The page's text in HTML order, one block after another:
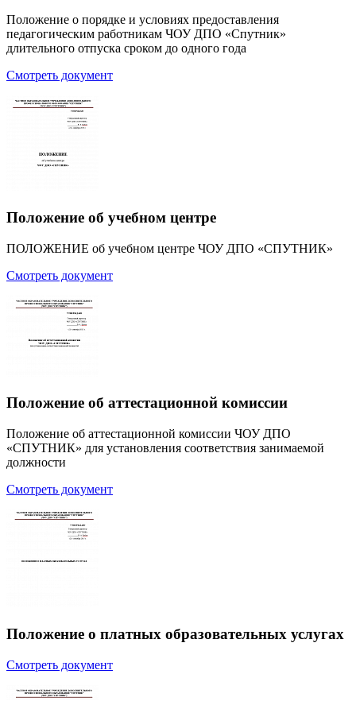
Положение о порядке и условиях предоставления
педагогическим работникам ЧОУ ДПО «Спутник»
длительного отпуска сроком до одного года
Смотреть документ
Положение об учебном центре
ПОЛОЖЕНИЕ об учебном центре ЧОУ ДПО «СПУТНИК»
Смотреть документ
Положение об аттестационной комиссии
Положение об аттестационной комиссии ЧОУ ДПО
«СПУТНИК» для установления соответствия занимаемой
должности
Смотреть документ
Положение о платных образовательных услугах
Смотреть документ